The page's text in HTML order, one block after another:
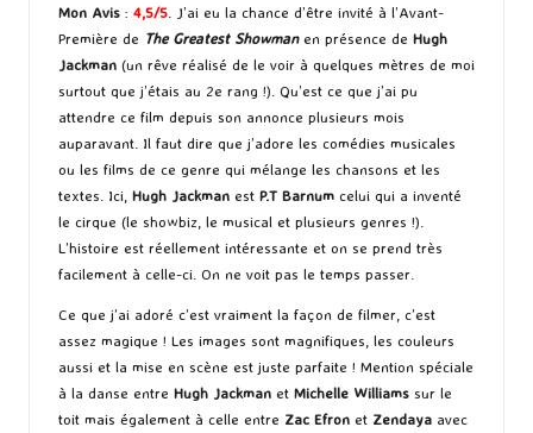
Mon Avis : 4,5/5 . J’ai eu la chance d’être invité à l’Avant-
Première de The Greatest Showmanen présence de Hugh
Jackman (un rêve réalisé de le voir à quelques mètres de moi
surtout que j’étais au 2e rang !). Qu’est ce que j’ai pu
attendre ce film depuis son annonce plusieurs mois
auparavant. Il faut dire que j’adore les comédies musicales
ou les films de ce genre qui mélange les chansons et les
textes. Ici, Hugh Jackman est P.T Barnum celui qui a inventé
le cirque (le showbiz, le musical et plusieurs genres !).
L’histoire est réellement intéressante et on se prend très
facilement à celle-ci. On ne voit pas le temps passer.
Ce que j’ai adoré c’est vraiment la façon de filmer, c’est
assez magique ! Les images sont magnifiques, les couleurs
aussi et la mise en scène est juste parfaite ! Mention spéciale
à la danse entre Hugh Jackman et Michelle Williams sur le
toit mais également à celle entre Zac Efron et Zendaya avec